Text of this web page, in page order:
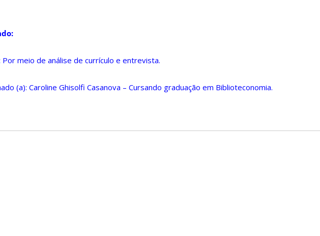
Por meio de análise de currículo e entrevista.
(a): Caroline Ghisolfi Casanova – Cursando graduação em Biblioteconomia.